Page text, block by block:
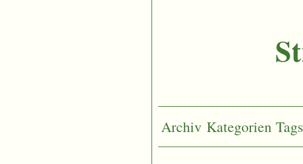
Archiv Kategorien Tags